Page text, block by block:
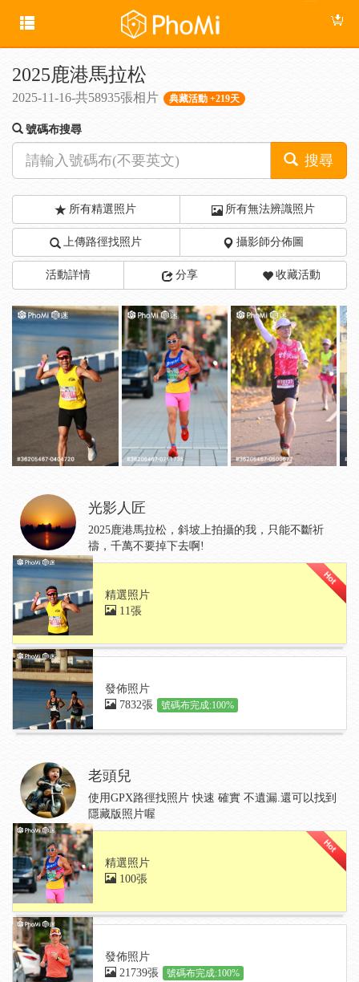
2025鹿港馬拉松
2025-11-16-共58935張相片 典藏活動 +219天
號碼布搜尋
搜尋
所有精選照片 所有無法辨識照片
上傳路徑找照片 攝影師分佈圖
活動詳情 分享 收藏活動
光影人匠
2025鹿港馬拉松，斜坡上拍攝的我，只能不斷祈
禱，千萬不要掉下去啊!
精選照片
11張
發佈照片
7832張
號碼布完成:100%
老頭兒
使用GPX路徑找照片 快速 確實 不遺漏.還可以找到
隱藏版照片喔
精選照片
100張
發佈照片
21739張
號碼布完成:100%